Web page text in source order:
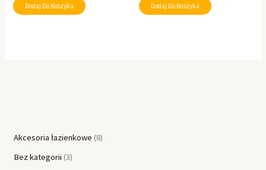
Akcesoria łazienkowe 8
Bez kategorii 3
Dodaj Do Koszyka Dodaj Do Koszyka